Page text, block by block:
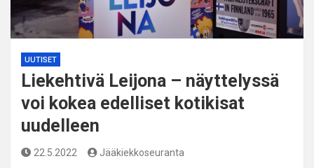
UUTISET
Liekehtivä Leijona – näyttelyssä
voi kokea edelliset kotikisat
uudelleen
22.5.2022 Jääkiekkoseuranta